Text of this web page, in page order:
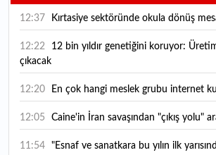
12:37 Kırtasiye sektöründe okula dönüş
12:22
çıkacak
12:20 En çok hangi meslek grubu internet
12:05 Caine'in İran savaşından "çıkış yolu"
11:54